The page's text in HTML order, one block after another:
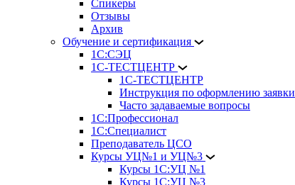
Спикеры
Отзывы
Архив
Обучение и сертификация
1С:СЭЦ
1С-ТЕСТЦЕНТР
1С-ТЕСТЦЕНТР
Инструкция по оформлению заявки
Часто задаваемые вопросы
1С:Профессионал
1С:Специалист
Преподаватель ЦСО
Курсы УЦ№1 и УЦ№3
Курсы 1С:УЦ №1
Курсы 1С:УЦ №3